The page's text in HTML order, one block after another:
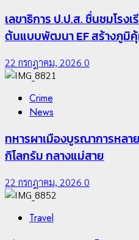
เลขาธิการ ป.ป.ส. ชื่นชมโรง
ต้นแบบพัฒนา EF สร้างภูมิ
22 กรกฎาคม, 2026 0
Crime
News
ทหารผาเมืองบูรณาการหล
กิโลกรัม กลางแม่สาย
22 กรกฎาคม, 2026 0
Travel